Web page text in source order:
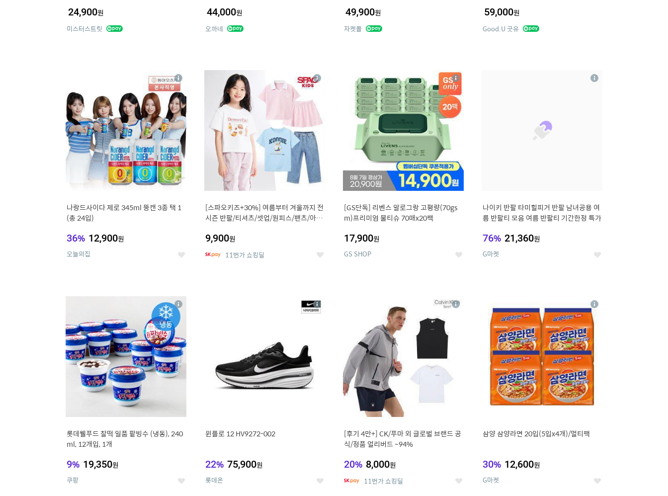
24,900원
미스터스트릿
44,000원
오까네
49,900원
자켓몰
59,000원
Good.U 굿유
나랑드사이다 제로 345ml 뚱캔 3종 택 1
(총 24입)
36% 12,900원
오늘의집 좋
상
세
10
[스파오키즈+30%] 여름부터 겨울까지 전
시즌 반팔/티셔츠/셋업/원피스/팬츠/아우
9,900원
11번가 쇼킹딜 좋
상
[GS단독] 리벤스 알로그랑 고평량(70gs
m)프리미엄 물티슈 70매x20팩
17,900원
GS SHOP 좋
상
세
나이키 반팔 타미힐피거 반팔 남녀공용 여
름 반팔티 모음 여름 반팔티 기간한정 특가
76% 21,360원
G마켓 좋
상
롯데웰푸드 찰떡 일품 팥빙수 (냉동), 240
ml, 12개입, 1개
9% 19,350원
쿠팡 좋
상
세
윈플로 12 HV9272-002
22% 75,900원
롯데온 좋
상
세
[후기 4만+] CK/푸마 외 글로벌 브랜드 공
식/정품 얼리버드 ~94%
20% 8,000원
11번가 쇼킹딜 좋
상
삼양 삼양라면 20입(5입x4개)/멀티팩
30% 12,600원
G마켓 좋
상